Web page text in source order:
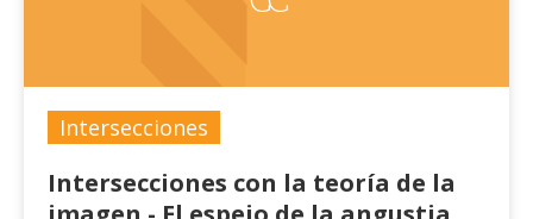
Intersecciones
Intersecciones con la teoría de la